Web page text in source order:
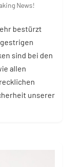
News!
bestürzt
sind bei den
allen
unserer